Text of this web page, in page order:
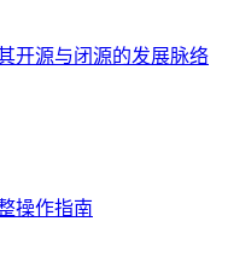
开源与闭源的发展脉络
操作指南